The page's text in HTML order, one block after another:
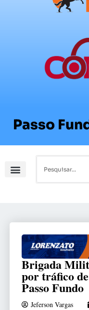
Passo
Brigada
por tráfico
Passo Fundo
Jeferson Vargas